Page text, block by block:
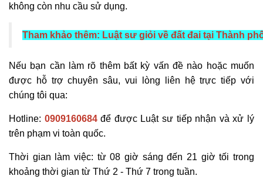
không còn nhu cầu sử dụng.
Tham khảo thêm: Luật sư giỏi về đất đai tại Thành
Nếu bạn cần làm rõ thêm bất kỳ vấn đề nào hoặc muốn
được hỗ trợ chuyên sâu, vui lòng liên hệ trực tiếp với
chúng tôi qua:
Hotline: 0909160684để được Luật sư tiếp nhận và xử lý
trên phạm vi toàn quốc.
Thời gian làm việc: từ 08 giờ sáng đến 21 giờ tối trong
khoảng thời gian từ Thứ 2 - Thứ 7 trong tuần.